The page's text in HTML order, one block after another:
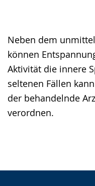
Neben dem
können
Aktivität die innere
seltenen Fällen
der behandelnde
verordnen.